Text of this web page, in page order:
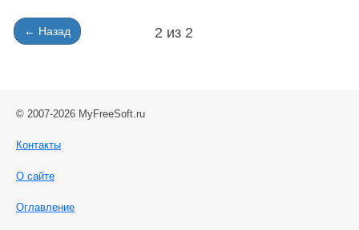
← Назад 2 из 2
© 2007-2026 MyFreeSoft.ru
Контакты
О сайте
Оглавление